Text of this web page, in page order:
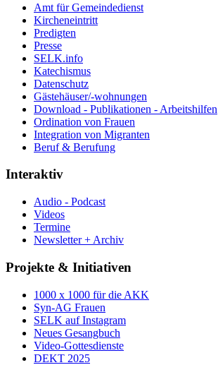
Amt für Gemeindedienst
Kircheneintritt
Predigten
Presse
SELK.info
Katechismus
Datenschutz
Gästehäuser/-wohnungen
Download - Publikationen - Arbeitshilfen
Ordination von Frauen
Integration von Migranten
Beruf & Berufung
Interaktiv
Audio - Podcast
Videos
Termine
Newsletter + Archiv
Projekte & Initiativen
1000 x 1000 für die AKK
Syn-AG Frauen
SELK auf Instagram
Neues Gesangbuch
Video-Gottesdienste
DEKT 2025